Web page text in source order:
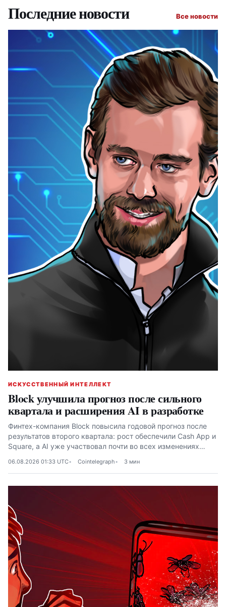
Последние новости Все новости
ИСКУССТВЕННЫЙ ИНТЕЛЛЕКТ
Block улучшила прогноз после сильного
квартала и расширения AI в разработке
Финтех-компания Block повысила годовой прогноз после
результатов второго квартала: рост обеспечили Cash App и
Square, а AI уже участвовал почти во всех изменениях
06.08.2026 01:33 UTC Cointelegraph 3 мин